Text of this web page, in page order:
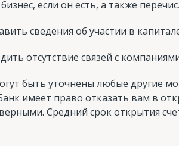
если он есть, а также
сведения об участии в
отсутствие связей с
быть уточнены любые другие
имеет право отказать вам в
Средний срок открытия